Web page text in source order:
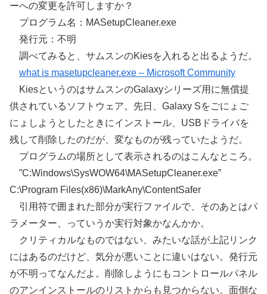
ーへの変更を許可しますか？
プログラム名：MASetupCleaner.exe
発行元：不明
調べてみると、サムスンのKiesを入れると出るようだ。
what is masetupcleaner.exe – Microsoft Community
KiesというのはサムスンのGalaxyシリーズ用に無償提
供されているソフトウェア。先日、Galaxy Sをごにょご
にょしようとしたときにインストール、USBドライバを
残して削除したのだが、変なものが残っていたようだ。
プログラムの場所として表示されるのはこんなところ。
”C:Windows\SysWOW64\MASetupCleaner.exe”
C:\Program Files(x86)\MarkAny\ContentSafer
引用符で囲まれた部分が実行ファイルで、そのあとはパ
ラメーター、っていうか実行対象かなんかか。
クリティカルなものではない、みたいな話が上記リンク
にはあるのだけど、気分が悪いことに違いはない。発行元
が不明ってなんだよ。削除しようにもコントロールパネル
のアンインストールのリストからも見つからない。面倒な